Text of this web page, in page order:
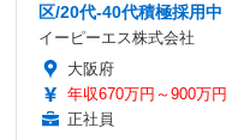
区/20代-40代積極採用中
イーピーエス株式会社
大阪府
年収670万円～900万円
正社員